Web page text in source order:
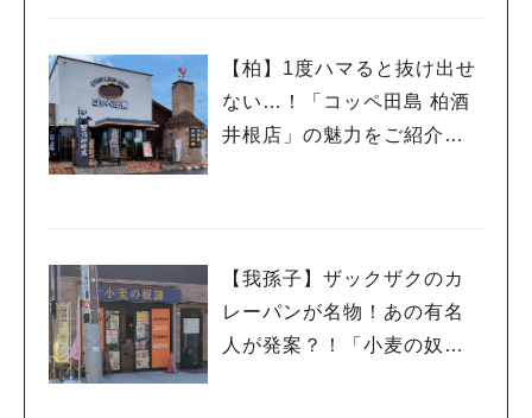
【柏】1度ハマると抜け出せ
ない…！「コッペ田島 柏酒
井根店」の魅力をご紹介し
【我孫子】ザックザクのカ
レーパンが名物！あの有名
人が発案？！「小麦の奴隷